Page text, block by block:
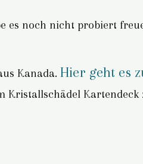
es noch nicht probiert
Kanada. Hier geht es
Kristallschädel Kartendeck